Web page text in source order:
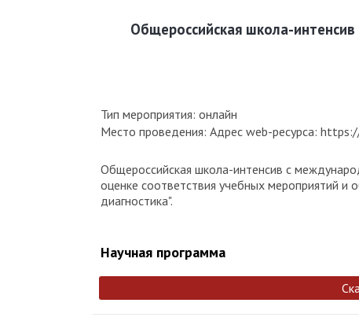
Общероссийская школа-
Тип мероприятия: онлайн
Место проведения: Адрес web-ресурса:
Общероссийская школа-интенсив с
оценке соответствия учебных мероприятий и
диагностика".
Научная программа